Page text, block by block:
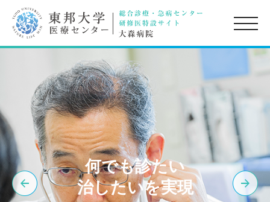
toggle
何でも診たい
治したいを実現